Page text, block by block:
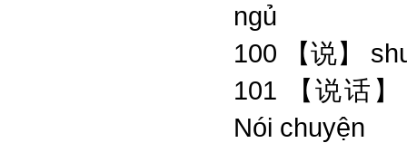
ngủ
100 【说】
101 【说话
Nói chuyện